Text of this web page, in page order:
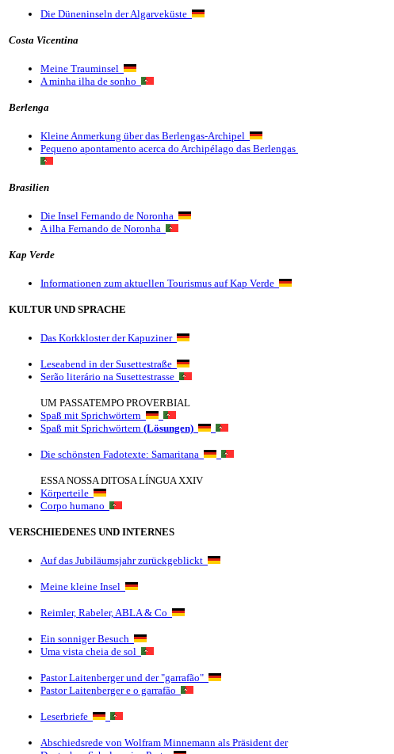
Die Düneninseln der Algarveküste
Costa Vicentina
Meine Trauminsel
A minha ilha de sonho
Berlenga
Kleine Anmerkung über das Berlengas-Archipel
Pequeno apontamento acerca do Archipélago das Berlengas
Brasilien
Die Insel Fernando de Noronha
A ilha Fernando de Noronha
Kap Verde
Informationen zum aktuellen Tourismus auf Kap Verde
KULTUR UND SPRACHE
Das Korkkloster der Kapuziner
Leseabend in der Susettestraße
Serão literário na Susettestrasse
UM PASSATEMPO PROVERBIAL
Spaß mit Sprichwörtern
Spaß mit Sprichwörtern (Lösungen)
Die schönsten Fadotexte: Samaritana
ESSA NOSSA DITOSA LÍNGUA XXIV
Körperteile
Corpo humano
VERSCHIEDENES UND INTERNES
Auf das Jubiläumsjahr zurückgeblickt
Meine kleine Insel
Reimler, Rabeler, ABLA & Co
Ein sonniger Besuch
Uma vista cheia de sol
Pastor Laitenberger und der "garrafão"
Pastor Laitenberger e o garrafão
Leserbriefe
Abschiedsrede von Wolfram Minnemann als Präsident der